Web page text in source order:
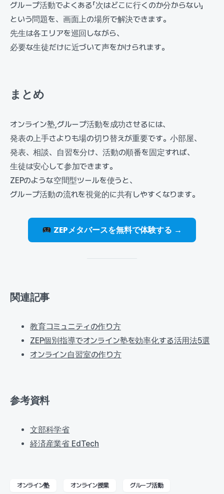
グループ活動でよくある「次はどこに行くのか分からない」
という問題を、画面上の場所で解決できます。
先生は各エリアを巡回しながら、
必要な生徒だけに近づいて声をかけられます。
まとめ
オンライン塾,グループ活動を成功させるには、
発表の上手さよりも場の切り替えが重要です。小部屋、
発表、相談、自習を分け、活動の順番を固定すれば、
生徒は安心して参加できます。
ZEPのような空間型ツールを使うと、
グループ活動の流れを視覚的に共有しやすくなります。
ZEPメタバースを無料で体験する →
関連記事
教育コミュニティの作り方
ZEP個別指導でオンライン塾を効率化する活用法5選
オンライン自習室の作り方
参考資料
文部科学省
経済産業省 EdTech
オンライン塾 オンライン授業 グループ活動